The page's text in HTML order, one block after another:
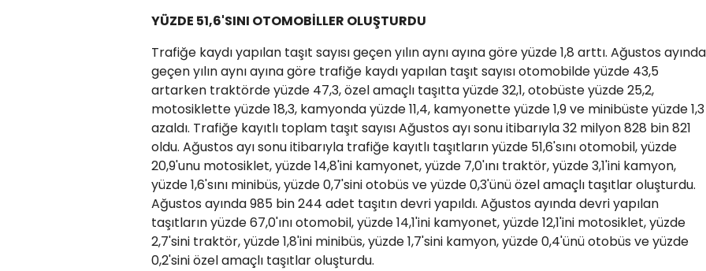
YÜZDE 51,6'SINI OTOMOBİLLER OLUŞTURDU
Trafiğe kaydı yapılan taşıt sayısı geçen yılın aynı ayına göre yüzde 1,8 arttı. Ağustos ayında
geçen yılın aynı ayına göre trafiğe kaydı yapılan taşıt sayısı otomobilde yüzde 43,5
artarken traktörde yüzde 47,3, özel amaçlı taşıtta yüzde 32,1, otobüste yüzde 25,2,
motosiklette yüzde 18,3, kamyonda yüzde 11,4, kamyonette yüzde 1,9 ve minibüste yüzde 1,3
azaldı. Trafiğe kayıtlı toplam taşıt sayısı Ağustos ayı sonu itibarıyla 32 milyon 828 bin 821
oldu. Ağustos ayı sonu itibarıyla trafiğe kayıtlı taşıtların yüzde 51,6'sını otomobil, yüzde
20,9'unu motosiklet, yüzde 14,8'ini kamyonet, yüzde 7,0'ını traktör, yüzde 3,1'ini kamyon,
yüzde 1,6'sını minibüs, yüzde 0,7'sini otobüs ve yüzde 0,3'ünü özel amaçlı taşıtlar oluşturdu.
Ağustos ayında 985 bin 244 adet taşıtın devri yapıldı. Ağustos ayında devri yapılan
taşıtların yüzde 67,0'ını otomobil, yüzde 14,1'ini kamyonet, yüzde 12,1'ini motosiklet, yüzde
2,7'sini traktör, yüzde 1,8'ini minibüs, yüzde 1,7'sini kamyon, yüzde 0,4'ünü otobüs ve yüzde
0,2'sini özel amaçlı taşıtlar oluşturdu.